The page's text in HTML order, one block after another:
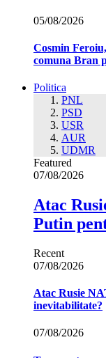
05/08/2026
Cosmin
comuna Bran
Politica
PNL
PSD
USR
AUR
UDMR
Featured
07/08/2026
Atac
Putin
Recent
07/08/2026
Atac Rusie
inevitabilitate?
07/08/2026